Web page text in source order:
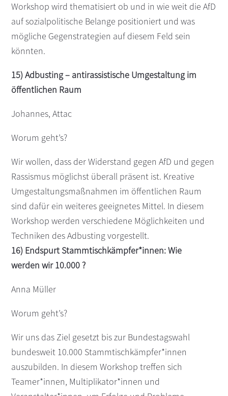
Workshop wird thematisiert ob und in wie weit die AfD
auf sozialpolitische Belange positioniert und was
mögliche Gegenstrategien auf diesem Feld sein
könnten.
15) Adbusting – antirassistische Umgestaltung im
öffentlichen Raum
Johannes, Attac
Worum geht’s?
Wir wollen, dass der Widerstand gegen AfD und gegen
Rassismus möglichst überall präsent ist. Kreative
Umgestaltungsmaßnahmen im öffentlichen Raum
sind dafür ein weiteres geeignetes Mittel. In diesem
Workshop werden verschiedene Möglichkeiten und
Techniken des Adbusting vorgestellt.
16) Endspurt Stammtischkämpfer*innen: Wie
werden wir 10.000 ?
Anna Müller
Worum geht’s?
Wir uns das Ziel gesetzt bis zur Bundestagswahl
bundesweit 10.000 Stammtischkämpfer*innen
auszubilden. In diesem Workshop treffen sich
Teamer*innen, Multiplikator*innen und